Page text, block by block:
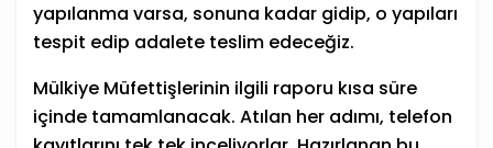
yapılanma varsa, sonuna kadar gidip, o yapıları
tespit edip adalete teslim edeceğiz.
Mülkiye Müfettişlerinin ilgili raporu kısa süre
içinde tamamlanacak. Atılan her adımı, telefon